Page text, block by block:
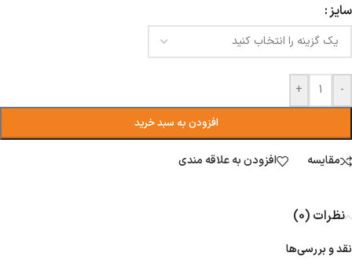
سایز
-
+
افزودن به سبد خرید
مقایسه افزودن به علاقه مندی
نظرات (0)
نقد و بررسی‌ها